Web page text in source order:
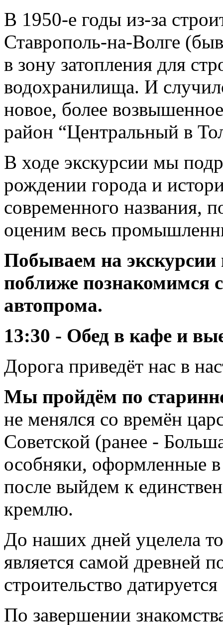
В 1950-е годы из-за
Ставрополь-на-Волге
в зону затопления для
водохранилища. И
новое, более
район “Центральный в
В ходе экскурсии мы
рождении города и
современного названия,
оценим весь
Побываем на экскурсии
поближе познакомимся
автопрома.
13:30 - Обед в кафе и
Дорога приведёт нас в
Мы пройдём по
не менялся со времён
Советской (ранее -
особняки, оформленные
после выйдем к
кремлю.
До наших дней уцелела
является самой древней
строительство
По завершении